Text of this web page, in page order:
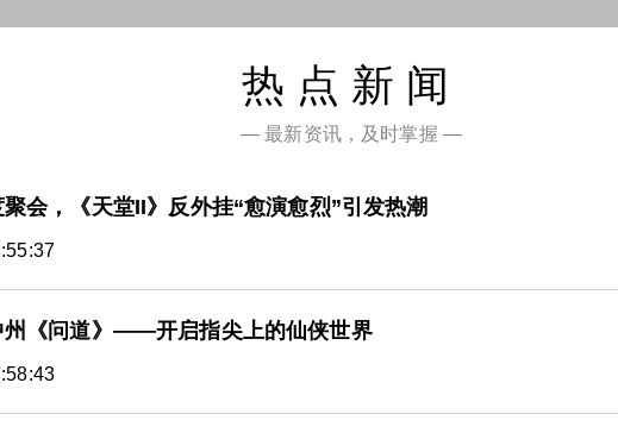
热点新闻
— 最新资讯，及时掌握 —
会，《天堂II》反外挂“愈演愈烈”引发热潮
州《问道》——开启指尖上的仙侠世界